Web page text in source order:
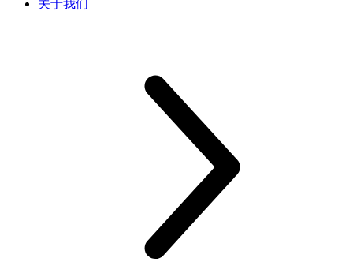
关于我们